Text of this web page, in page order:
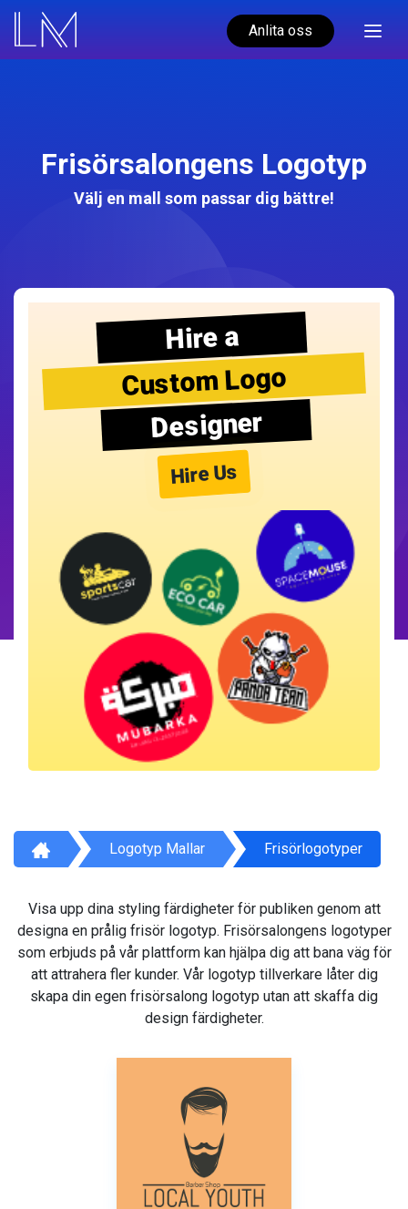
Anlita oss
Frisörsalongens Logotyp
Välj en mall som passar dig bättre!
Hire a
Custom Logo
Designer
Hire Us
Logotyp Mallar Frisörlogotyper
Visa upp dina styling färdigheter för publiken genom att
designa en prålig frisör logotyp. Frisörsalongens logotyper
som erbjuds på vår plattform kan hjälpa dig att bana väg för
att attrahera fler kunder. Vår logotyp tillverkare låter dig
skapa din egen frisörsalong logotyp utan att skaffa dig
design färdigheter.